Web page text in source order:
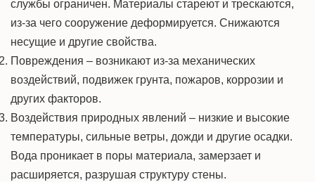
службы ограничен. Материалы стареют и трескаются,
из-за чего сооружение деформируется. Снижаются
несущие и другие свойства.
Повреждения – возникают из-за механических
воздействий, подвижек грунта, пожаров, коррозии и
других факторов.
Воздействия природных явлений – низкие и высокие
температуры, сильные ветры, дожди и другие осадки.
Вода проникает в поры материала, замерзает и
расширяется, разрушая структуру стены.